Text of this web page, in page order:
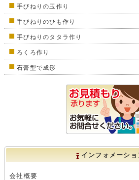
手びねりの玉作り
手びねりのひも作り
手びねりのタタラ作り
ろくろ作り
石膏型で成形
インフォメーショ
会社概要